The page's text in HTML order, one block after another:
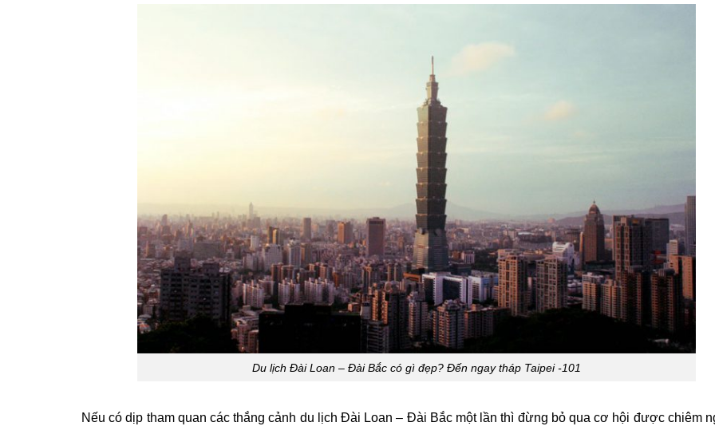
Du lịch Đài Loan – Đài Bắc có gì đẹp? Đến ngay tháp Taipei -101
Nếu có dịp tham quan các thắng cảnh du lịch Đài Loan – Đài Bắc một lần thì đừng bỏ qua cơ hội được chiêm